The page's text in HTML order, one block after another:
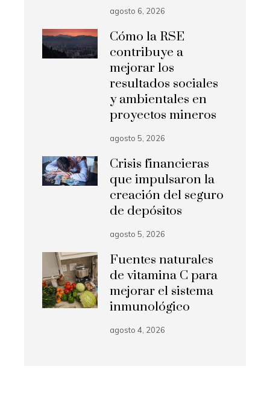
agosto 6, 2026
Cómo la RSE
contribuye a
mejorar los
resultados sociales
y ambientales en
proyectos mineros
agosto 5, 2026
Crisis financieras
que impulsaron la
creación del seguro
de depósitos
agosto 5, 2026
Fuentes naturales
de vitamina C para
mejorar el sistema
inmunológico
agosto 4, 2026